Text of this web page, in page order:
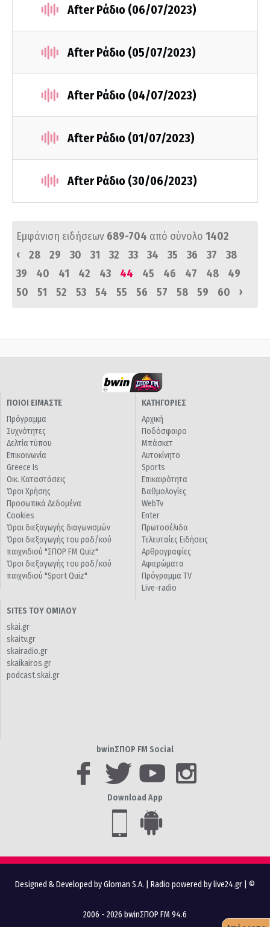
After Ράδιο (06/07/2023)
After Ράδιο (05/07/2023)
After Ράδιο (04/07/2023)
After Ράδιο (01/07/2023)
After Ράδιο (30/06/2023)
Εμφάνιση ειδήσεων 689-704 από σύνολο 1402
‹
28 29 30 31 32 33 34 35 36 37
38
39
40 41 42 43 44 45 46 47 48
49
50
51 52 53 54 55 56 57 58 59 60 ›
ΠΟΙΟΙ ΕΙΜΑΣΤΕ
Πρόγραμμα
Συχνότητες
Δελτία τύπου
Επικοινωνία
Greece Is
Οικ. Καταστάσεις
Όροι Χρήσης
Προσωπικά Δεδομένα
Cookies
Όροι διεξαγωγής διαγωνισμών
Όροι διεξαγωγής του ραδ/κού
παιχνιδιού "ΣΠΟΡ FM Quiz"
Όροι διεξαγωγής του ραδ/κού
παιχνιδιού "Sport Quiz"
ΚΑΤΗΓΟΡΙΕΣ
Αρχική
Ποδόσφαιρο
Μπάσκετ
Αυτοκίνητο
Sports
Επικαιρότητα
Βαθμολογίες
WebTv
Enter
Πρωτοσέλιδα
Τελευταίες Ειδήσεις
Αρθρογραφίες
Αφιερώματα
Πρόγραμμα TV
Live-radio
SITES ΤΟΥ ΟΜΙΛΟΥ
skai.gr
skaitv.gr
skairadio.gr
skaikairos.gr
podcast.skai.gr
bwinΣΠΟΡ FM Social
Download App
Designed & Developed by Gloman S.A. Radio powered by live24.gr | ©
2006 - 2026 bwinΣΠΟΡ FM 94.6